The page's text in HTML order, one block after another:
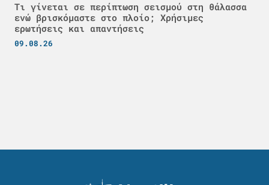
Τι γίνεται σε περίπτωση σεισμού στη θάλασσα
ενώ βρισκόμαστε στο πλοίο; Χρήσιμες
ερωτήσεις και απαντήσεις
09.08.26